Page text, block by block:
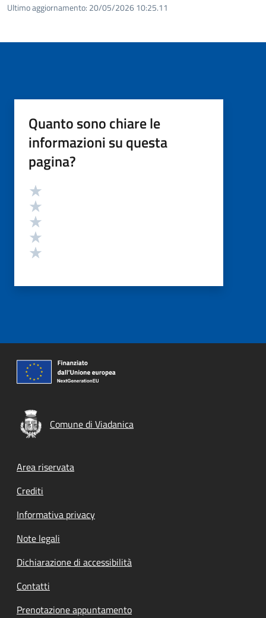
Ultimo aggiornamento: 20/05/2026 10:25.11
Quanto sono chiare le
informazioni su questa
pagina?
Valutazione
Comune di Viadanica
Footer menu
Area riservata
Crediti
Informativa privacy
Note legali
Dichiarazione di accessibilità
Contatti
Prenotazione appuntamento